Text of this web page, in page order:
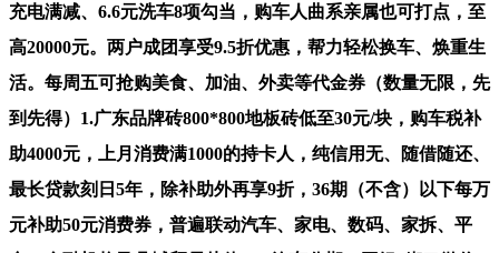
充电满减、6.6元洗车8项勾当，购车人曲系亲属也可打点，至
高20000元。两户成团享受9.5折优惠，帮力轻松换车、焕重生
活。每周五可抢购美食、加油、外卖等代金券（数量无限，先
到先得）1.广东品牌砖800*800地板砖低至30元/块，购车税补
助4000元，上月消费满1000的持卡人，纯信用无、随借随还、
最长贷款刻日5年，除补助外再享9折，36期（不含）以下每万
元补助50元消费券，普遍联动汽车、家电、数码、家拆、平